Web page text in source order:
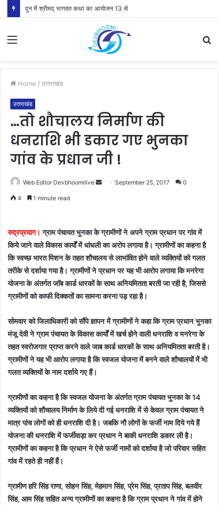
दून में श्रीमद् भागवत कथा का आयोजन 13 से
Menu
Home / उत्तराखंड
उत्तराखंड
…तो शौचालय निर्माण की
धनराशि भी डकार गए भुनका
गांव के प्रधान जी !
Web Editor Devbhoomilive
SendSeptember 25, 2017 0
4 1 minute read
रुद्रप्रयाग। ग्राम पंचायत भुनका के ग्रामीणों ने अपने ग्राम प्रधान पर गांव में
किये जाने वाले विकास कार्यों में धांधली का अरोप लगाया है। ग्रामीणों का कहना है
कि स्वच्छ भारत मिशन के तहत शौचालय से लाभांवित होने वाले व्यक्तियों को गलत
तरीके से दर्शाया गया है। ग्रामीणों ने प्रधान पर यह भी आरोप लगाया कि मनरेगा
योजना के अंतर्गत जाॅब कार्ड धारकों के साथ अनियमितता बरती जा रही है, जिससे
ग्रामीणों को काफी दिक्कतों का सामना करना पड़ रहा है।
सोमवार को जिलाधिकारी को सौंपे ज्ञापन में ग्रामीणों ने कहा कि ग्राम प्रधान भुनका
मंजू देवी ने ग्राम पंचायत के विकास कार्यों में खर्च होने वाली धनराशि व मनरेगा के
तहत स्वरोजगार प्राप्त करने वाले जाब कार्ड धारकों के साथ अनियमितता बरती है।
ग्रामीणों ने यह भी आरोप लगाया है कि स्वजल योजना में बनने वाले शौचालयों में भी
गलत व्यक्तियों के नाम दर्शाये गए हैं।
ग्रामीणों का कहना है कि स्वजल योजना के अंतर्गत ग्राम पंचायत भुनका के 14
व्यक्तियों को शौचालय निर्माण के लिये दी गई धनराशि में से केवल ग्राम पंचायत ने
मात्र पांच लोगों को ही धनराशि दी है। जबकि नौ लोगों के फर्जी नाम दिये गये हैं
योजना की धनराशि में फर्जीवाड़ा कर प्रधान ने बाकी धनराशि डकार ली है।
ग्रामीणों का कहना है कि प्रधान ने ऐसे फर्जी नामों को दर्शाया है जो परिवार सहित
गांव में रहते ही नहीं हैं।
ग्रामीण हरि सिंह राणा, सोहन सिंह, मेहमान सिंह, प्रेम सिंह, प्रताप सिंह, बलवीर
सिंह, आम सिंह सहित अन्य ग्रामीणों का कहना है कि ग्राम प्रधान ने गांव में होने